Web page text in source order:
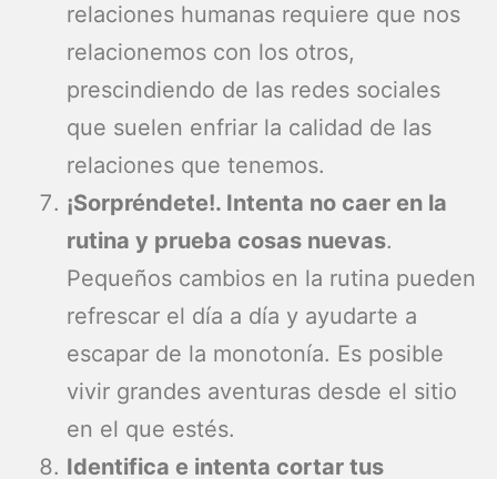
relaciones humanas requiere que nos
relacionemos con los otros,
prescindiendo de las redes sociales
que suelen enfriar la calidad de las
relaciones que tenemos.
¡Sorpréndete!. Intenta no caer en la
rutina y prueba cosas nuevas.
Pequeños cambios en la rutina pueden
refrescar el día a día y ayudarte a
escapar de la monotonía. Es posible
vivir grandes aventuras desde el sitio
en el que estés.
Identifica e intenta cortar tus